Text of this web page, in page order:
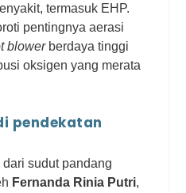
termasuk EHP.
pentingnya aerasi
blowerberdaya tinggi
oksigen yang merata
pendekatan
sudut pandang
Fernanda Rinia Putri,